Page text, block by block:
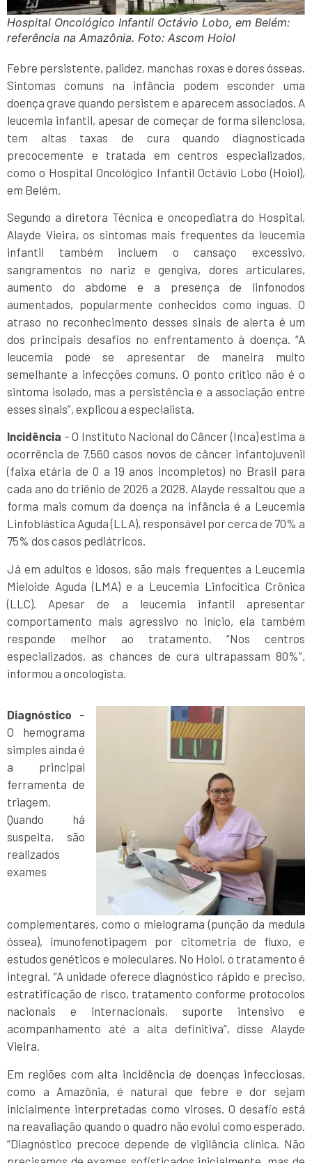
Hospital Oncológico Infantil Octávio Lobo, em Belém:
referência na Amazônia. Foto: Ascom Hoiol
Febre persistente, palidez, manchas roxas e dores ósseas.
Sintomas comuns na infância podem esconder uma
doença grave quando persistem e aparecem associados. A
leucemia infantil, apesar de começar de forma silenciosa,
tem altas taxas de cura quando diagnosticada
precocemente e tratada em centros especializados,
como o Hospital Oncológico Infantil Octávio Lobo (Hoiol),
em Belém.
Segundo a diretora Técnica e oncopediatra do Hospital,
Alayde Vieira, os sintomas mais frequentes da leucemia
infantil também incluem o cansaço excessivo,
sangramentos no nariz e gengiva, dores articulares,
aumento do abdome e a presença de linfonodos
aumentados, popularmente conhecidos como ínguas. O
atraso no reconhecimento desses sinais de alerta é um
dos principais desafios no enfrentamento à doença. “A
leucemia pode se apresentar de maneira muito
semelhante a infecções comuns. O ponto crítico não é o
sintoma isolado, mas a persistência e a associação entre
esses sinais”, explicou a especialista.
Incidência – O Instituto Nacional do Câncer (Inca) estima a
ocorrência de 7.560 casos novos de câncer infantojuvenil
(faixa etária de 0 a 19 anos incompletos) no Brasil para
cada ano do triênio de 2026 a 2028. Alayde ressaltou que a
forma mais comum da doença na infância é a Leucemia
Linfoblástica Aguda (LLA), responsável por cerca de 70% a
75% dos casos pediátricos.
Já em adultos e idosos, são mais frequentes a Leucemia
Mieloide Aguda (LMA) e a Leucemia Linfocítica Crônica
(LLC). Apesar de a leucemia infantil apresentar
comportamento mais agressivo no início, ela também
responde melhor ao tratamento. “Nos centros
especializados, as chances de cura ultrapassam 80%”,
informou a oncologista.
Diagnóstico –
O hemograma
simples ainda é
a principal
ferramenta de
triagem.
Quando há
suspeita, são
realizados
exames
complementares, como o mielograma (punção da medula
óssea), imunofenotipagem por citometria de fluxo, e
estudos genéticos e moleculares. No Hoiol, o tratamento é
integral. “A unidade oferece diagnóstico rápido e preciso,
estratificação de risco, tratamento conforme protocolos
nacionais e internacionais, suporte intensivo e
acompanhamento até a alta definitiva”, disse Alayde
Vieira.
Em regiões com alta incidência de doenças infecciosas,
como a Amazônia, é natural que febre e dor sejam
inicialmente interpretadas como viroses. O desafio está
na reavaliação quando o quadro não evolui como esperado.
“Diagnóstico precoce depende de vigilância clínica. Não